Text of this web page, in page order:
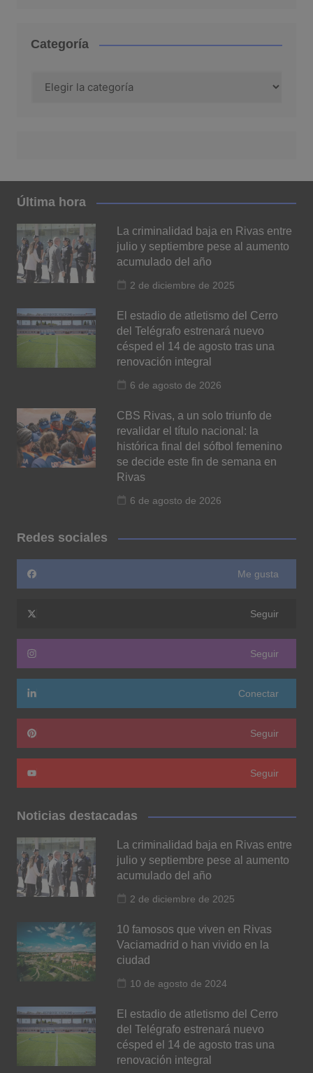
Categoría
Última hora
La criminalidad baja en Rivas entre
julio y septiembre pese al aumento
acumulado del año
2 de diciembre de 2025
El estadio de atletismo del Cerro
del Telégrafo estrenará nuevo
césped el 14 de agosto tras una
renovación integral
6 de agosto de 2026
CBS Rivas, a un solo triunfo de
revalidar el título nacional: la
histórica final del sófbol femenino
se decide este fin de semana en
Rivas
6 de agosto de 2026
Redes sociales
Me gusta
Seguir
Seguir
Conectar
Seguir
Seguir
Noticias destacadas
La criminalidad baja en Rivas entre
julio y septiembre pese al aumento
acumulado del año
2 de diciembre de 2025
10 famosos que viven en Rivas
Vaciamadrid o han vivido en la
ciudad
10 de agosto de 2024
El estadio de atletismo del Cerro
del Telégrafo estrenará nuevo
césped el 14 de agosto tras una
renovación integral